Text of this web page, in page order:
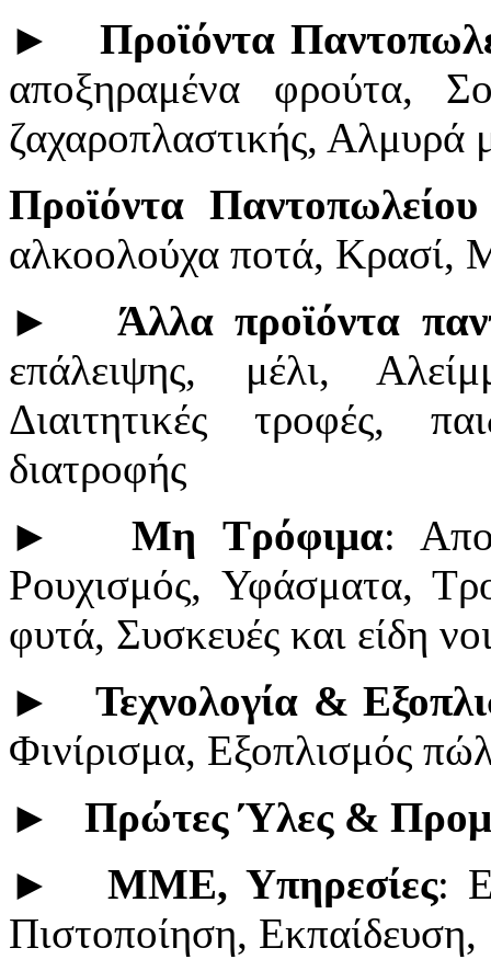
► Προϊόντα
αποξηραμένα φρούτα,
ζαχαροπλαστικής, Αλμυρά
Προϊόντα
αλκοολούχα ποτά, Κρασί,
► Άλλα προϊόντα
επάλειψης, μέλι,
Διαιτητικές τροφές,
διατροφής
►Μη Τρόφιμα:
Ρουχισμός, Υφάσματα,
φυτά, Συσκευές και είδη
►Τεχνολογία &
Φινίρισμα, Εξοπλισμός
► Πρώτες Ύλες &
► ΜΜΕ, Υπηρεσίες:
Πιστοποίηση, Εκπαίδευση,